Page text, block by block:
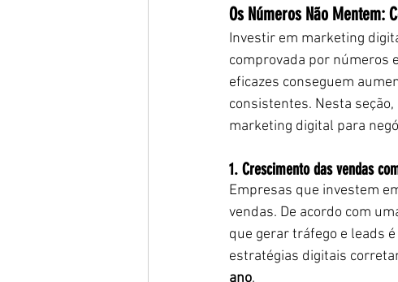
Os Números Não Mentem:
Investir em marketing
comprovada por números
eficazes conseguem
consistentes. Nesta
marketing digital para
1. Crescimento das vendas
Empresas que investem
vendas. De acordo com
que gerar tráfego e leads
estratégias digitais
ano.